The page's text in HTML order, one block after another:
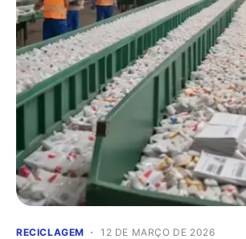
RECICLAGEM 12 DE MARÇO DE 2026